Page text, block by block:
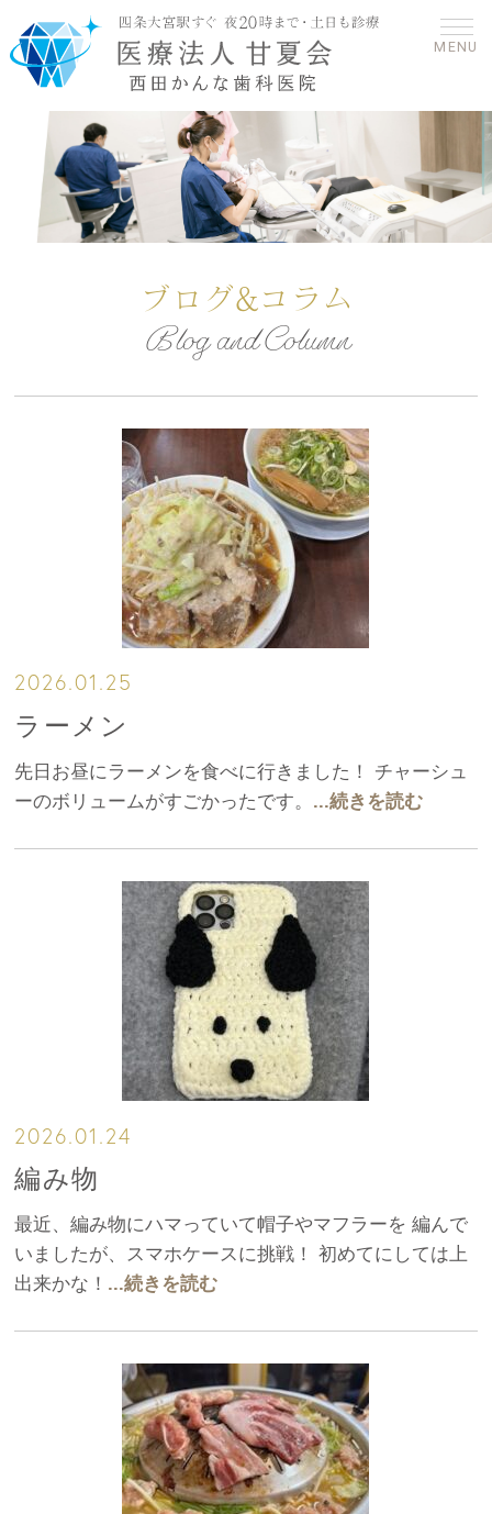
MENU
ブログ&コラム
Blog and Column
2026.01.25
ラーメン
先日お昼にラーメンを食べに行きました！ チャーシュ
ーのボリュームがすごかったです。 ...続きを読む
2026.01.24
編み物
最近、編み物にハマっていて帽子やマフラーを 編んで
いましたが、スマホケースに挑戦！ 初めてにしては上
出来かな！ ...続きを読む